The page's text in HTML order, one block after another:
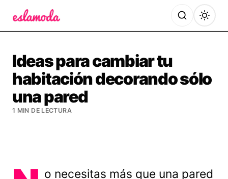
Ideas para cambiar tu
habitación decorando sólo
una pared
1 MIN DE LECTURA
o necesitas más que una pared